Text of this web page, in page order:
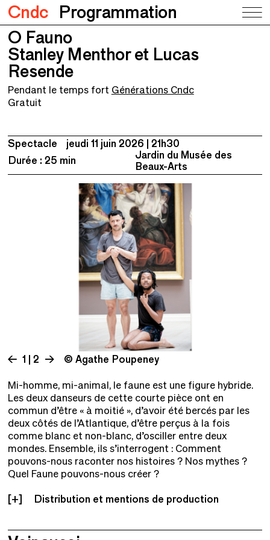
Cndc Programmation
O Fauno
Stanley Menthor et Lucas Resende
O Fauno
Stanley Menthor et Lucas
Resende
Pendant le temps fort Générations Cndc
Gratuit
Spectacle jeudi 11 juin 2026
21h30
Durée : 25 min
Jardin du Musée des
Beaux-Arts
1 | 2 © Agathe Poupeney
Mi-homme, mi-animal, le faune est une figure hybride.
Les deux danseurs de cette courte pièce ont en
commun d’être « à moitié », d’avoir été bercés par les
deux côtés de l’Atlantique, d’être perçus à la fois
comme blanc et non-blanc, d’osciller entre deux
mondes. Ensemble, ils s’interrogent : Comment
pouvons-nous raconter nos histoires ? Nos mythes ?
Quel Faune pouvons-nous créer ?
Distribution et mentions de production